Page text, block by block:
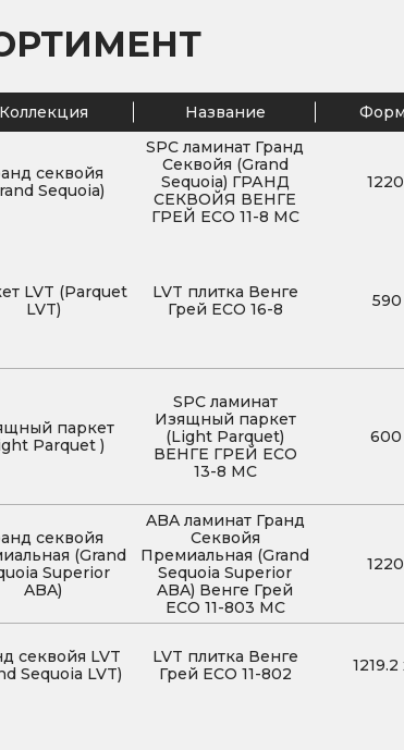
Коллекция Название
секвойя
Sequoia)
SPC ламинат Гранд
Секвойя (Grand
Sequoia) ГРАНД
СЕКВОЙЯ ВЕНГЕ
ГРЕЙ ECO 11-8 MC
1220
LVT (Parquet
LVT)
LVT плитка Венге
Грей ECO 16-8
590
паркет
Parquet )
SPC ламинат
Изящный паркет
(Light Parquet)
ВЕНГЕ ГРЕЙ ЕСО
13-8 MC
600
секвойя
(Grand
Superior
ABA)
ABA ламинат Гранд
Секвойя
Премиальная (Grand
Sequoia Superior
ABA) Венге Грей
ECO 11-803 MC
1220
секвойя LVT
Sequoia LVT)
LVT плитка Венге
Грей ECO 11-802
1219.2